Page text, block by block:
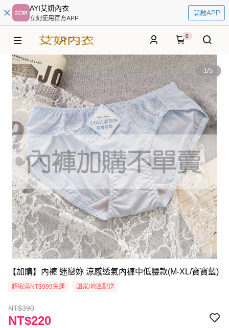
AYI艾妍內衣
立刻使用官方APP
開啟APP
0
1/5
【加購】內褲 迷戀妳 涼感透氣內褲中低腰款(M-XL/寶寶藍)
超取滿NT$999免運 國家/地區配送
NT$390
NT$220